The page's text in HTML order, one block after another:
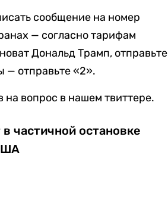
сообщение на номер
— согласно тарифам
Дональд Трамп, отправьте
— отправьте «2».
на вопрос в нашем твиттере.
частичной остановке